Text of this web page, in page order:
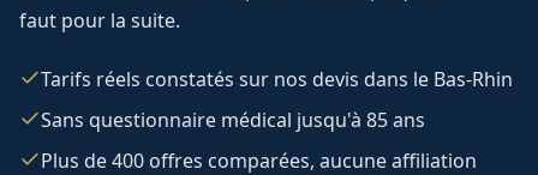
faut pour la suite.
Tarifs réels constatés sur nos devis dans le Bas-Rhin
Sans questionnaire médical jusqu'à 85 ans
Plus de 400 offres comparées, aucune affiliation